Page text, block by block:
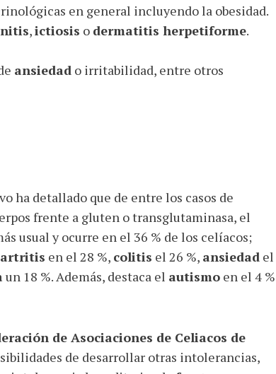
en general incluyendo la obesidad.
,ictiosis o dermatitis herpetiforme.
ansiedad o irritabilidad, entre otros
ha detallado que de entre los casos de
frente a gluten o transglutaminasa, el
usual y ocurre en el 36 % de los celíacos;
artritis en el 28 %, colitis el 26 %, ansiedad el
un 18 %. Además, destaca el autismo en el 4 %
de Asociaciones de Celiacos de
de desarrollar otras intolerancias,